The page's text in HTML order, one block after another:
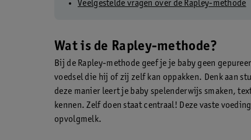
Veelgestelde vragen over de Rapley-methode
Wat is de Rapley-methode?
Bij de Rapley-methode geef je je baby geen
voedsel die hij of zij zelf kan oppakken. Denk aan
deze manier leert je baby spelenderwijs smaken,
kennen. Zelf doen staat centraal! Deze vaste
opvolgmelk.